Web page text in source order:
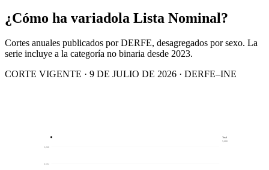
¿Cómo ha variadola Lista Nominal?
Cortes anuales publicados por DERFE, desagregados por sexo. La
serie incluye a la categoría no binaria desde 2023.
CORTE VIGENTE · 9 DE JULIO DE 2026 · DERFE–INE
4,562
5,268
Total
5,680